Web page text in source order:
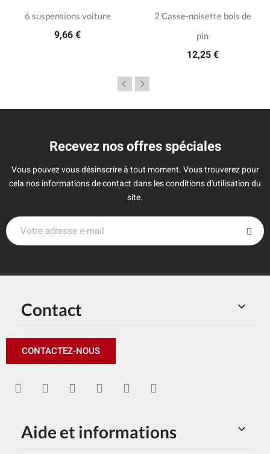
6 suspensions voiture
9,66 €
2 Casse-noisette bois de
pin
12,25 €
Recevez nos offres spéciales
Vous pouvez vous désinscrire à tout moment. Vous trouverez pour
cela nos informations de contact dans les conditions d'utilisation du
site.

Contact
CONTACTEZ-NOUS

Aide et informations